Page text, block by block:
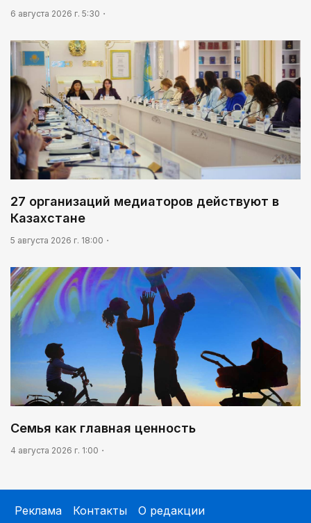
6 августа 2026 г. 5:30
27 организаций медиаторов действуют в
Казахстане
5 августа 2026 г. 18:00
Семья как главная ценность
4 августа 2026 г. 1:00
Реклама Контакты
О редакции